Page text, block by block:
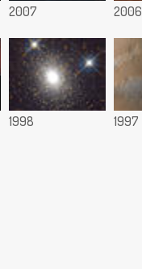
2007 2006
1998 1997